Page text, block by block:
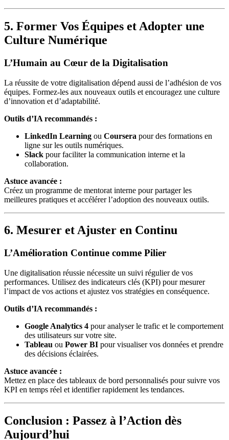
5. Former Vos Équipes et Adopter une
Culture Numérique
L’Humain au Cœur de la Digitalisation
La réussite de votre digitalisation dépend aussi de l’adhésion de vos
équipes. Formez-les aux nouveaux outils et encouragez une culture
d’innovation et d’adaptabilité.
Outils d’IA recommandés :
LinkedIn Learning ou Coursera pour des formations en
ligne sur les outils numériques.
Slack pour faciliter la communication interne et la
collaboration.
Astuce avancée :
Créez un programme de mentorat interne pour partager les
meilleures pratiques et accélérer l’adoption des nouveaux outils.
6. Mesurer et Ajuster en Continu
L’Amélioration Continue comme Pilier
Une digitalisation réussie nécessite un suivi régulier de vos
performances. Utilisez des indicateurs clés (KPI) pour mesurer
l’impact de vos actions et ajustez vos stratégies en conséquence.
Outils d’IA recommandés :
Google Analytics 4 pour analyser le trafic et le comportement
des utilisateurs sur votre site.
Tableau ou Power BI pour visualiser vos données et prendre
des décisions éclairées.
Astuce avancée :
Mettez en place des tableaux de bord personnalisés pour suivre vos
KPI en temps réel et identifier rapidement les tendances.
Conclusion : Passez à l’Action dès
Aujourd’hui